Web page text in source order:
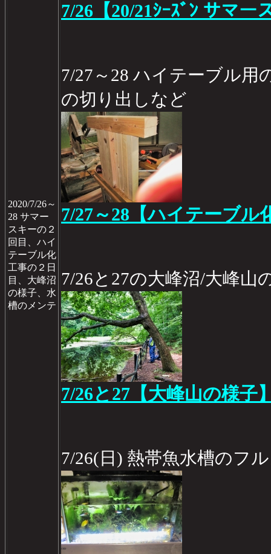
2020/7/26～
28 サマー
スキーの２
回目、ハイ
テーブル化
工事の２日
目、大峰沼
の様子、水
槽のメンテ
7/26【20/21ｼｰｽﾞﾝ サマー
7/27～28 ハイテーブル用
の切り出しなど
7/27～28【ハイテーブル
7/26と27の大峰沼/大峰山
7/26と27【大峰山の様子
7/26(日) 熱帯魚水槽のフ